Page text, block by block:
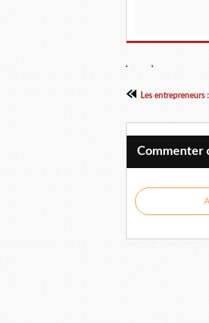
Commenter